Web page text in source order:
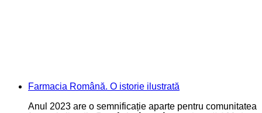
Farmacia Română. O istorie ilustrată
Anul 2023 are o semnificație aparte pentru comunitatea